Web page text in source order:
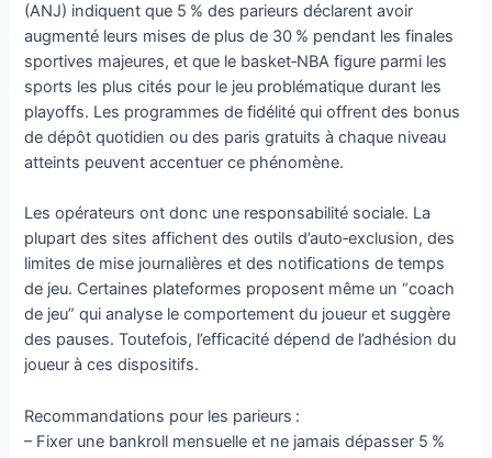
(ANJ) indiquent que 5 % des parieurs déclarent avoir
augmenté leurs mises de plus de 30 % pendant les finales
sportives majeures, et que le basket‑NBA figure parmi les
sports les plus cités pour le jeu problématique durant les
playoffs. Les programmes de fidélité qui offrent des bonus
de dépôt quotidien ou des paris gratuits à chaque niveau
atteints peuvent accentuer ce phénomène.
Les opérateurs ont donc une responsabilité sociale. La
plupart des sites affichent des outils d’auto‑exclusion, des
limites de mise journalières et des notifications de temps
de jeu. Certaines plateformes proposent même un “coach
de jeu” qui analyse le comportement du joueur et suggère
des pauses. Toutefois, l’efficacité dépend de l’adhésion du
joueur à ces dispositifs.
Recommandations pour les parieurs :
– Fixer une bankroll mensuelle et ne jamais dépasser 5 %